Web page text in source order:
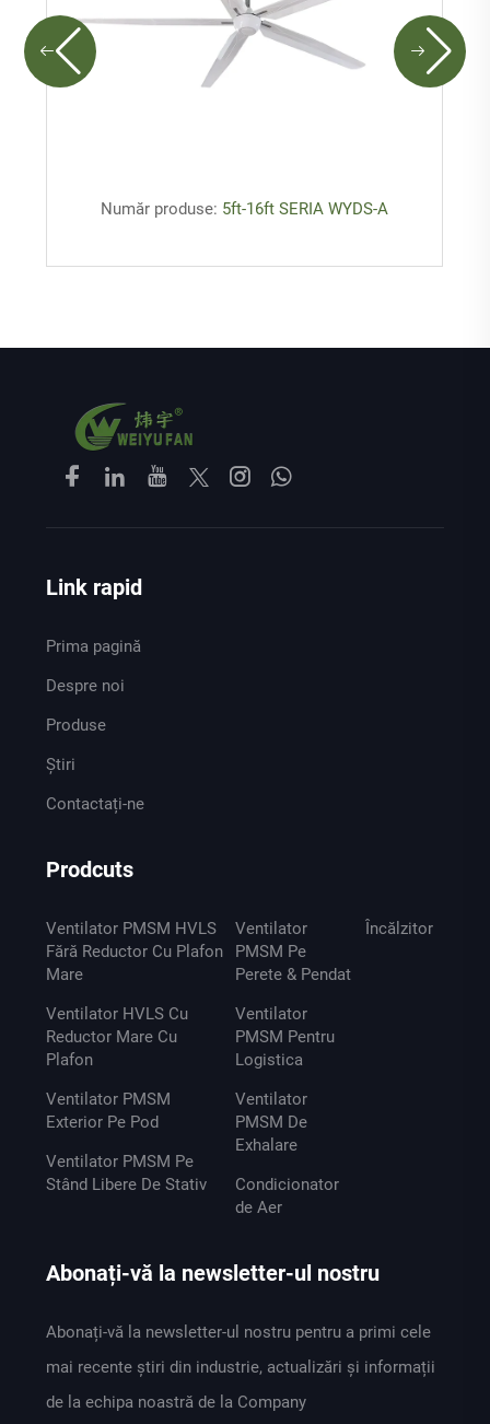
Număr produse: 5ft-16ft SERIA WYDS-A
Link rapid
Prima pagină
Despre noi
Produse
Știri
Contactați-ne
Prodcuts
Ventilator PMSM HVLS
Fără Reductor Cu Plafon
Mare
Ventilator HVLS Cu
Reductor Mare Cu
Plafon
Ventilator PMSM
Exterior Pe Pod
Ventilator PMSM Pe
Stând Libere De Stativ
Ventilator
PMSM Pe
Perete & Pendat
Ventilator
PMSM Pentru
Logistica
Ventilator
PMSM De
Exhalare
Condicionator
de Aer
Încălzitor
Abonați-vă la newsletter-ul nostru
Abonați-vă la newsletter-ul nostru pentru a primi cele
mai recente știri din industrie, actualizări și informații
de la echipa noastră de la Company